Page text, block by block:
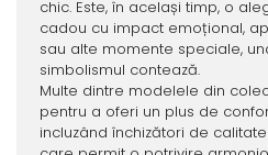
chic. Este, în același timp, o
cadou cu impact emoțional,
sau alte momente speciale,
simbolismul contează.
Multe dintre modelele din
pentru a oferi un plus de
incluzând închizători de